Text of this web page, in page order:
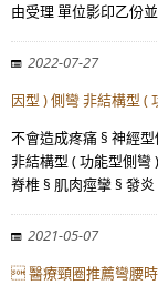
由受理 單位影印乙份
2022-07-27
因型 ) 側彎 非結構型 (
不會造成疼痛 § 神經
非結構型 ( 功能型側彎
脊椎 § 肌肉痙攣 § 發
2021-05-07
 醫療頸圈推薦彎腰